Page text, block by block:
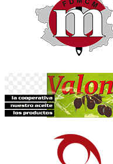
en Zona Salida/Meta